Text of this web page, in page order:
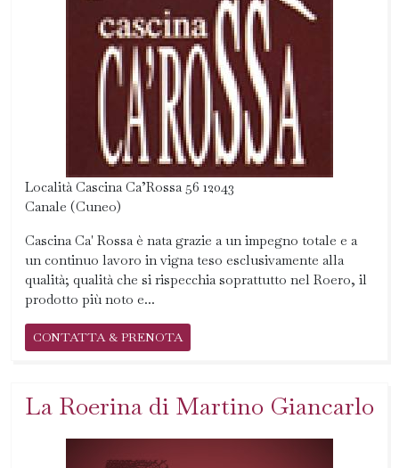
Località Cascina Ca’Rossa 56 12043
Canale (Cuneo)
Cascina Ca' Rossa è nata grazie a un impegno totale e a
un continuo lavoro in vigna teso esclusivamente alla
qualità; qualità che si rispecchia soprattutto nel Roero, il
prodotto più noto e...
CONTATTA & PRENOTA
La Roerina di Martino Giancarlo